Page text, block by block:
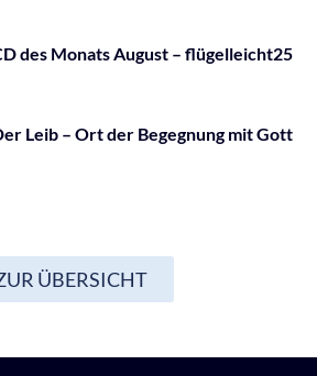
des Monats August – flügelleicht25
Leib – Ort der Begegnung mit Gott
ÜBERSICHT